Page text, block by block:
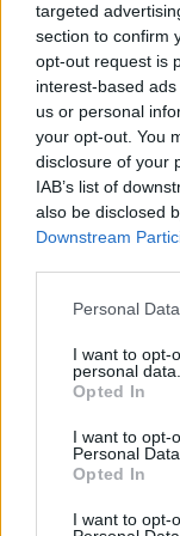
targeted
section to confirm
opt-out request is
interest-based
us or personal
your opt-out. You
disclosure of your
IAB’s list of
also be disclosed
Downstream
Personal
I want to opt-
personal data.
Opted In
I want to opt-
Personal Data.
Opted In
I want to opt-
δύο δολοφονίες
αστυνομία
22:32
Πανεπιστήμιο
Παιδείας, για το
22:22
Ηράκλειο:
πουθενά κι ένα
Καιρός:
22:02
στελέχη:
επικοινωνιακά